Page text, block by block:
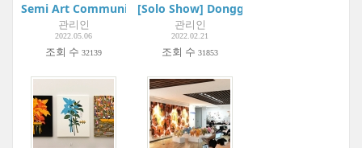
Semi Art Community Project:Boogie Woogie Art Museum |
관리인
2022.05.06
조회 수 32139
[Solo Show] Dongguri 20 Years |
관리인
2022.02.21
조회 수 31853